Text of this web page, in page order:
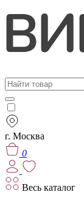
г. Москва
0
Весь каталог